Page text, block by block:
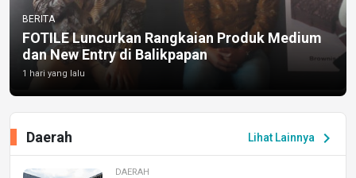
BERITA
FOTILE Luncurkan Rangkaian Produk Medium
dan New Entry di Balikpapan
1 hari yang lalu
Lihat Lainnya chevron_right
Daerah
DAERAH